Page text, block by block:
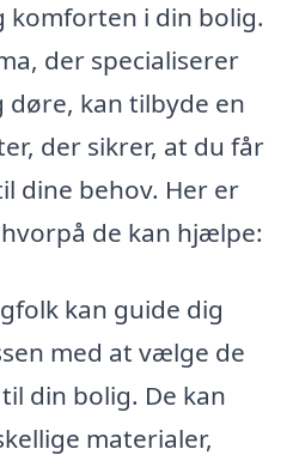
i din bolig.
der specialiserer
døre, kan tilbyde en
der sikrer, at du får
dine behov. Her er
de kan hjælpe:
kan guide dig
med at vælge de
din bolig. De kan
materialer,